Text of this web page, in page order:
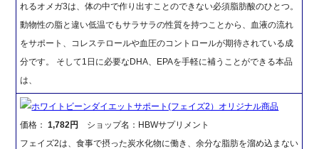
れるオメガ3は、体の中で作り出すことのできない必須脂肪酸のひとつ。
動物性の脂と違い低温でもサラサラの性質を持つことから、血液の流れ
をサポート、コレステロールや血圧のコントロールが期待されている成
分です。 そして1日に必要なDHA、EPAを手軽に補うことができる本品
は、
ホワイトビーンダイエットサポート(フェイズ2）オリジナル商品
価格：1,782円
ショップ名：HBWサプリメント
フェイズ2は、食事で摂った炭水化物に働き、余分な脂肪を溜め込まない